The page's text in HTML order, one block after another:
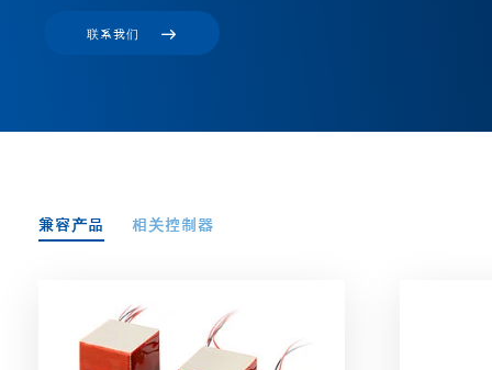
联系我们
兼容产品 相关控制器